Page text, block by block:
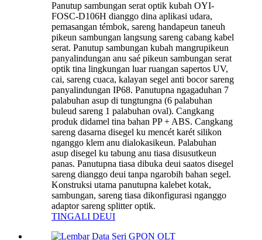
Panutup sambungan serat optik kubah OYI-
FOSC-D106H dianggo dina aplikasi udara,
pemasangan témbok, sareng handapeun taneuh
pikeun sambungan langsung sareng cabang kabel
serat. Panutup sambungan kubah mangrupikeun
panyalindungan anu saé pikeun sambungan serat
optik tina lingkungan luar ruangan sapertos UV,
cai, sareng cuaca, kalayan segel anti bocor sareng
panyalindungan IP68. Panutupna ngagaduhan 7
palabuhan asup di tungtungna (6 palabuhan
buleud sareng 1 palabuhan oval). Cangkang
produk didamel tina bahan PP + ABS. Cangkang
sareng dasarna disegel ku mencét karét silikon
nganggo klem anu dialokasikeun. Palabuhan
asup disegel ku tabung anu tiasa disusutkeun
panas. Panutupna tiasa dibuka deui saatos disegel
sareng dianggo deui tanpa ngarobih bahan segel.
Konstruksi utama panutupna kalebet kotak,
sambungan, sareng tiasa dikonfigurasi nganggo
adaptor sareng splitter optik.
TINGALI DEUI